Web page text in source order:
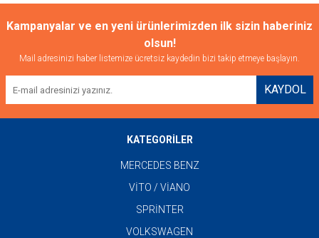
Kampanyalar ve en yeni ürünlerimizden ilk sizin haberiniz
olsun!
Mail adresinizi haber listemize ücretsiz kaydedin bizi takip etmeye başlayın.
KAYDOL
KATEGORİLER
MERCEDES BENZ
VİTO / VİANO
SPRİNTER
VOLKSWAGEN